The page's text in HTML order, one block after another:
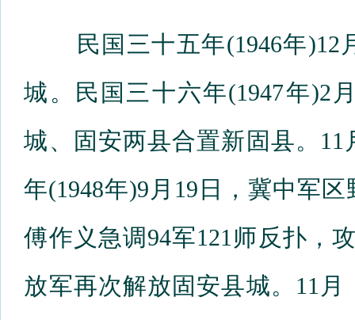
民国三十五年(1946年)12
城。民国三十六年(1947年)2
城、固安两县合置新固县。
年(1948年)9月19日，冀中军
傅作义急调94军121师反扑，
放军再次解放固安县城。11